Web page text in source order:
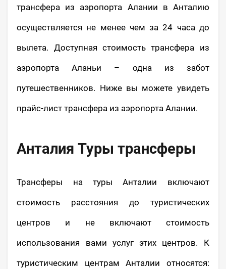
трансфера из аэропорта Алании в Анталию
осуществляется не менее чем за 24 часа до
вылета. Доступная стоимость трансфера из
аэропорта Аланьи – одна из забот
путешественников. Ниже вы можете увидеть
прайс-лист трансфера из аэропорта Алании.
Анталия Туры трансферы
Трансферы на туры Анталии включают
стоимость расстояния до туристических
центров и не включают стоимость
использования вами услуг этих центров. К
туристическим центрам Анталии относятся: